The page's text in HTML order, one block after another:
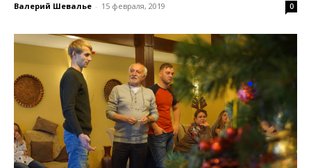
Валерий Шевалье - 15 февраля, 2019 0